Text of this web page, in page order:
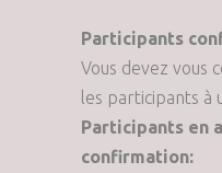
Participants
Vous devez vous
les participants à
Participants en
confirmation: